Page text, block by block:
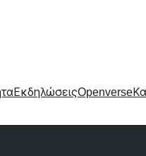
ΕκδηλώσειςOpenverse